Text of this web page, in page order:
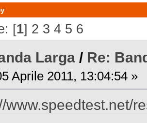
[1] 2 3 4 5 6
Larga / Re:
Aprile 2011, 13:04:54 »
www.speedtest.net/